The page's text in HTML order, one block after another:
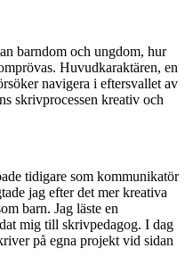
barndom och ungdom, hur
Huvudkaraktären, en
navigera i eftersvallet av
skrivprocessen kreativ och
tidigare som kommunikatör
jag efter det mer kreativa
barn. Jag läste en
mig till skrivpedagog. I dag
på egna projekt vid sidan